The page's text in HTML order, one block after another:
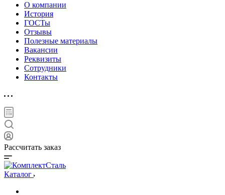
О компании
История
ГОСТы
Отзывы
Полезные материалы
Вакансии
Реквизиты
Сотрудники
Контакты
Рассчитать заказ
Каталог